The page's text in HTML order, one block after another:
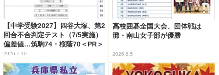
【中学受験2027】四谷大塚、第2
回合不合判定テスト（7/5実施）
偏差値…筑駒74・桜蔭70＜PR＞
2026.7.10
高校囲碁全国大会、団体戦は
灘・南山女子部が優勝
2026.8.5